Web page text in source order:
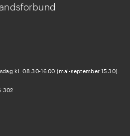
kl. 08.30-16.00 (mai-september 15.30).
302